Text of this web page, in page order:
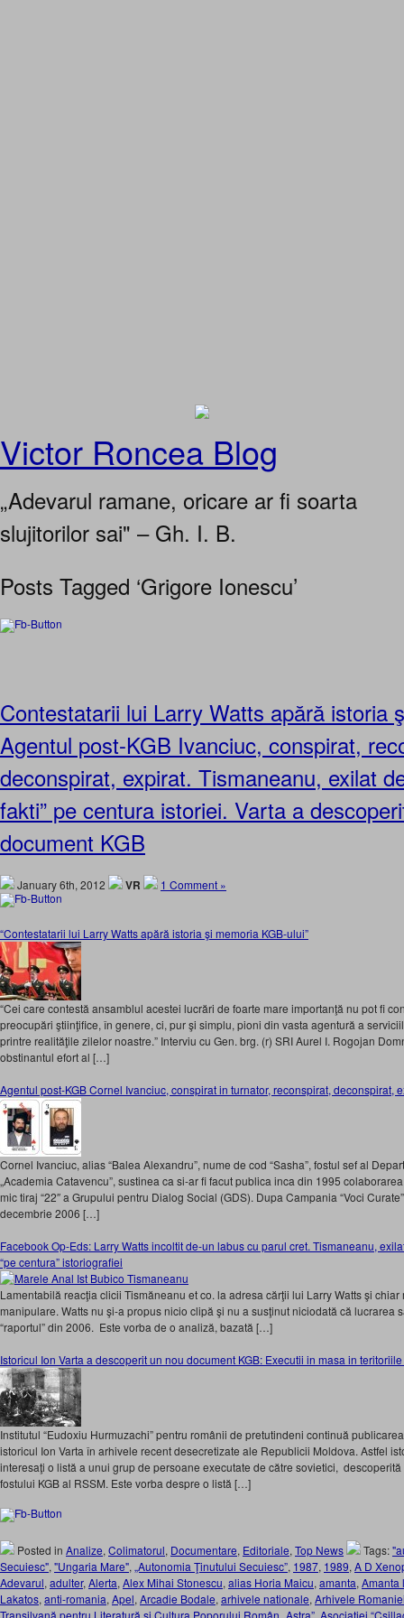
Victor Roncea Blog
„Adevarul ramane, oricare ar fi soarta
slujitorilor sai" – Gh. I. B.
Posts Tagged ‘Grigore Ionescu’
Contestatarii lui Larry Watts apără istoria
Agentul post-KGB Ivanciuc, conspirat,
deconspirat, expirat. Tismaneanu, exilat
fakti” pe centura istoriei. Varta a
document KGB
January 6th, 2012 VR 1 Comment »
“Contestatarii lui Larry Watts apără istoria şi memoria KGB-ului”
“Cei care contestă ansamblul acestei lucrări de foarte mare importanţă nu pot fi
preocupări ştiinţifice, în genere, ci, pur şi simplu, pioni din vasta agentură a
printre realităţile zilelor noastre.” Interviu cu Gen. brg. (r) SRI Aurel I. Rogojan
obstinantul efort al […]
Agentul post-KGB Cornel Ivanciuc, conspirat in turnator, reconspirat, deconspirat,
Cornel Ivanciuc, alias “Balea Alexandru”, nume de cod “Sasha”, fostul sef al
„Academia Catavencu”, sustinea ca si-ar fi facut publica inca din 1995
mic tiraj “22″ a Grupului pentru Dialog Social (GDS). Dupa Campania “Voci
decembrie 2006 […]
Facebook Op-Eds: Larry Watts incoltit de-un labus cu parul cret. Tismaneanu,
“pe centura” istoriografiei
Lamentabilă reacţia clicii Tismăneanu et co. la adresa cărţii lui Larry Watts şi
manipulare. Watts nu şi-a propus nicio clipă şi nu a susţinut niciodată că lucrarea
“raportul” din 2006. Este vorba de o analiză, bazată […]
Istoricul Ion Varta a descoperit un nou document KGB: Executii in masa in
Institutul “Eudoxiu Hurmuzachi” pentru românii de pretutindeni continuă
istoricul Ion Varta în arhivele recent desecretizate ale Republicii Moldova. Astfel
interesaţi o listă a unui grup de persoane executate de către sovietici,
fostului KGB al RSSM. Este vorba despre o listă […]
Posted in Analize, Colimatorul, Documentare, Editoriale, Top News Tags:
Secuiesc", "Ungaria Mare", „Autonomia Ţinutului Secuiesc”, 1987, 1989, A D
Adevarul, adulter, Alerta, Alex Mihai Stonescu, alias Horia Maicu, amanta, Amanta
Lakatos, anti-romania, Apel, Arcadie Bodale, arhivele nationale, Arhivele
Transilvană pentru Literatură şi Cultura Poporului Român „Astra” Asociației